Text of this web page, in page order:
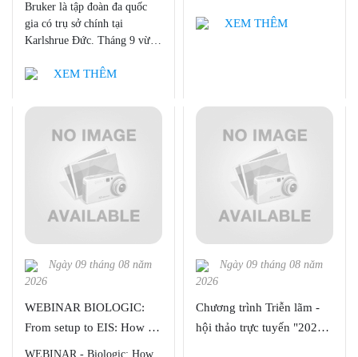
Bruker là tập đoàn đa quốc
gia có trụ sở chính tại
Karlshrue Đức. Tháng 9 vừa
hợp tác tại Việt Nam. Hãng
giới thiệu sản phẩm, những
trong lĩnh vực Xi măng tại
khách sạn Sofile Plaza Hà Nội
và khách sạn New World Sài
Gòn vào ngày 22 và 24 tháng
9 năm 2014. Hội thảo kết
thúc thành công, cung cấp cho
người tham dự nhiều thông
tin bổ ích...
XEM THÊM
2021"XEM THÊM
Ngày 09 tháng 08 năm
2026
WEBINAR BIOLOGIC:
From setup to EIS: How to
obtain consistently good
WEBINAR - Biologic: How
Ngày 09 tháng 08 năm
2026
Chương trình Triễn lãm -
hội thảo trực tuyến "2021